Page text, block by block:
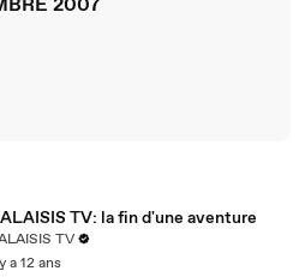
2007
TV: la fin d'une aventure
TV
a 12 ans